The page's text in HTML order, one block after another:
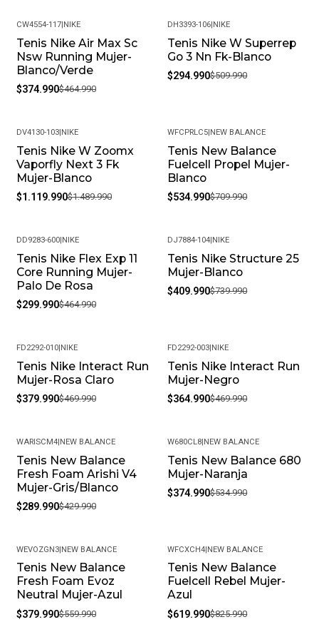
-19%
CW4554-117| NIKE
Tenis Nike Air Max Sc
Nsw Running Mujer-
Blanco/Verde
$374.990$464.990
-42%
DH3393-106 NIKE
Tenis Nike W Superrep
Go 3 Nn Fk-Blanco
$294.990$509.990
-25%
DV4130-103| NIKE
Tenis Nike W Zoomx
Vaporfly Next 3 Fk
Mujer-Blanco
$1.119.990$1.489.990
-25%
WFCPRLC5 NEW BALANCE
Tenis New Balance
Fuelcell Propel Mujer-
Blanco
$534.990$709.990
-35%
DD9283-600| NIKE
Tenis Nike Flex Exp 11
Core Running Mujer-
Palo De Rosa
$299.990$464.990
-45%
DJ7884-104 NIKE
Tenis Nike Structure 25
Mujer-Blanco
$409.990$739.990
-19%
FD2292-010|NIKE
Tenis Nike Interact Run
Mujer-Rosa Claro
$379.990$469.990
-22%
FD2292-003|NIKE
Tenis Nike Interact Run
Mujer-Negro
$364.990$469.990
-33%
WARISCM4|NEW BALANCE
Tenis New Balance
Fresh Foam Arishi V4
Mujer-Gris/Blanco
$289.990$429.990
-30%
W680CL8|NEW BALANCE
Tenis New Balance 680
Mujer-Naranja
$374.990$534.990
-32%
WEVOZGN3|NEW BALANCE
Tenis New Balance
Fresh Foam Evoz
Neutral Mujer-Azul
$379.990$559.990
-25%
WFCXCH4|NEW BALANCE
Tenis New Balance
Fuelcell Rebel Mujer-
Azul
$619.990$825.990